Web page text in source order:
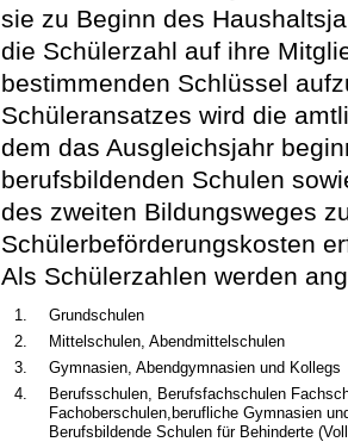
sie zu Beginn des
die Schülerzahl auf ihre
bestimmenden Schlüssel
Schüleransatzes wird die
dem das Ausgleichsjahr
berufsbildenden Schulen
des zweiten Bildungsweges
Schülerbeförderungskosten
Als Schülerzahlen werden
1.
Grundschulen
2.
Mittelschulen, Abendmittelschulen
3.
Gymnasien, Abendgymnasien und Kollegs
4.
Berufsschulen, Berufsfachschulen
Fachoberschulen,berufliche Gymnasien
Berufsbildende Schulen für Behinderte